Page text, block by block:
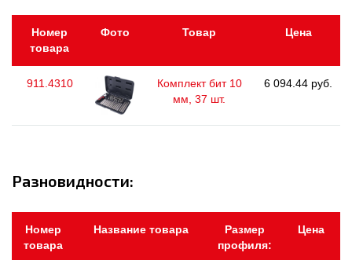
Номер
товара
Фото Товар Цена
911.4310
Комплект бит 10
мм, 37 шт.
6 094.44 руб.
Разновидности:
Номер
товара
Название товара
Размер
профиля:
Цена